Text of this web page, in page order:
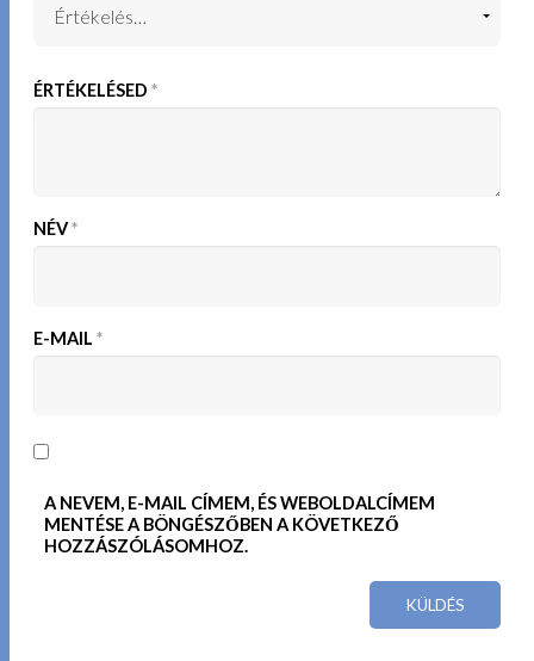
ÉRTÉKELÉSED*
NÉV*
E-MAIL*
A NEVEM, E-MAIL CÍMEM, ÉS WEBOLDALCÍMEM
MENTÉSE A BÖNGÉSZŐBEN A KÖVETKEZŐ
HOZZÁSZÓLÁSOMHOZ.